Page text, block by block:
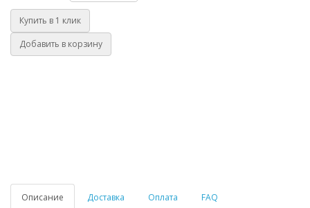
Купить в 1 клик
Добавить в корзину
Описание Доставка Оплата FAQ